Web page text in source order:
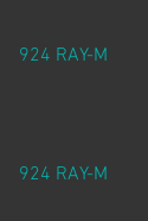
924 RAY-M
924 RAY-M